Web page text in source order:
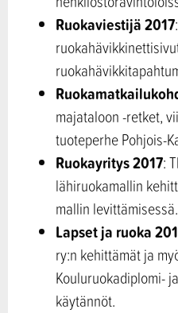
Ruokaviestijä 2017
majataloon -retket,
tuoteperhe Pohjois-
Ruokayritys 2017:
lähiruokamallin
mallin levittämisessä.
Lapset ja ruoka
ry:n kehittämät ja
Kouluruokadiplomi-
käytännöt.